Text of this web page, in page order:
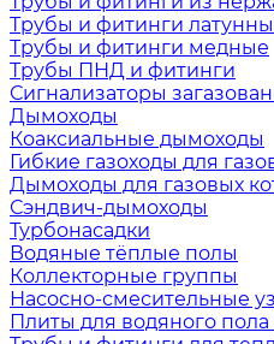
Трубы и фитинги
Трубы и фитинги медные
Трубы ПНД и фитинги
Сигнализаторы
Дымоходы
Коаксиальные дымоходы
Гибкие газоходы для
Дымоходы для газовых
Сэндвич-дымоходы
Турбонасадки
Водяные тёплые полы
Коллекторные группы
Насосно-смесительные
Плиты для водяного пола